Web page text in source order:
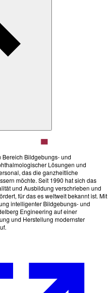
Bildgebungs- und
Lösungen und
das die ganzheitliche
möchte. Seit 1990 hat sich das
und Ausbildung verschrieben und
für das es weltweit bekannt ist. Mit
intelligenter Bildgebungs- und
Engineering auf einer
und Herstellung modernster